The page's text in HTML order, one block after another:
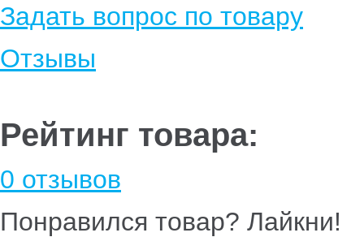
Задать вопрос по товару
Отзывы
Рейтинг товара:
0 отзывов
Понравился товар? Лайкни!